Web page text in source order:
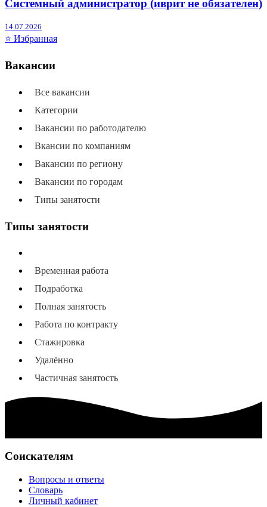
Системный администратор (иврит не обязателен)
14.07.2026
⭐ Избранная
Вакансии
Все вакансии
Категории
Вакансии по работодателю
Вкансии по компаниям
Вакансии по региону
Вакансии по городам
Типы занятости
Типы занятости
Временная работа
Подработка
Полная занятость
Работа по контракту
Стажировка
Удалённо
Частичная занятость
Соискателям
Вопросы и ответы
Словарь
Личный кабинет